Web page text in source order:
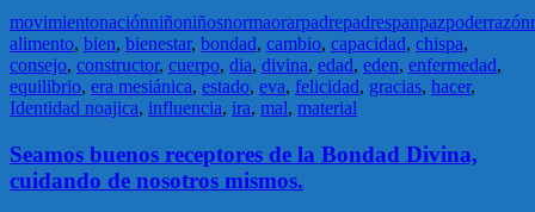
movimientonaciónniñoniñosnormaorarpadrepadrespanpazpoderrazón
alimento, bien, bienestar, bondad, cambio, capacidad, chispa,
consejo, constructor, cuerpo, dia, divina, edad, eden, enfermedad,
equilibrio, era mesiánica, estado, eva, felicidad, gracias, hacer,
Identidad noajica, influencia, ira, mal, material
Seamos buenos receptores de la Bondad Divina,
cuidando de nosotros mismos.